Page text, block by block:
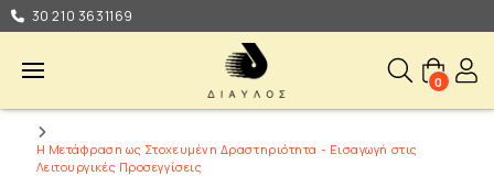
30 210 3631169
0
Η Μετάφραση ως Στοχευμένη Δραστηριότητα - Εισαγωγή στις
Λειτουργικές Προσεγγίσεις